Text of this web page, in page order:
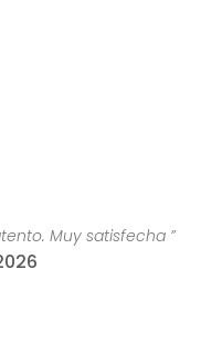
Muy satisfecha ”